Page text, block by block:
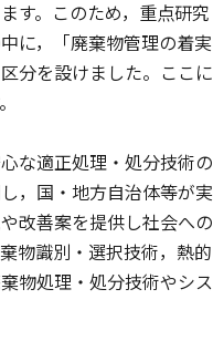
す。このため，重点研究
に，「廃棄物管理の着実
分を設けました。ここに
な適正処理・処分技術の
，国・地方自治体等が実
改善案を提供し社会への
物識別・選択技術，熱的
物処理・処分技術やシス